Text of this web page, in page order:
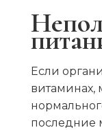
Если
витаминах,
последние